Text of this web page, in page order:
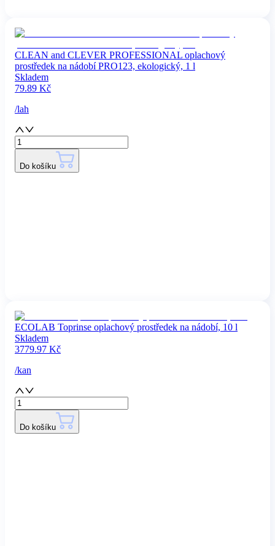
CLEAN and CLEVER PROFESSIONAL oplachový
prostředek na nádobí PRO123, ekologický, 1 l
Skladem
79.89 Kč
/lah
Do košíku
ECOLAB Toprinse oplachový prostředek na nádobí, 10 l
Skladem
3779.97 Kč
/kan
Do košíku